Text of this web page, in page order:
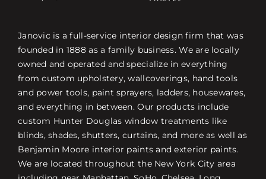
Janovic is a full-service interior design firm that was
founded in 1888 as a family business. We are locally
owned and operated and specialize in everything
from custom upholstery, wallcoverings, hand tools
and power tools, paint sprayers, ladders, housewares,
and everything in between. Our products include
custom Hunter Douglas window treatments like
blinds, shades, shutters, curtains, and more as well as
Benjamin Moore interior paints and exterior paints.
We are located throughout the New York City area